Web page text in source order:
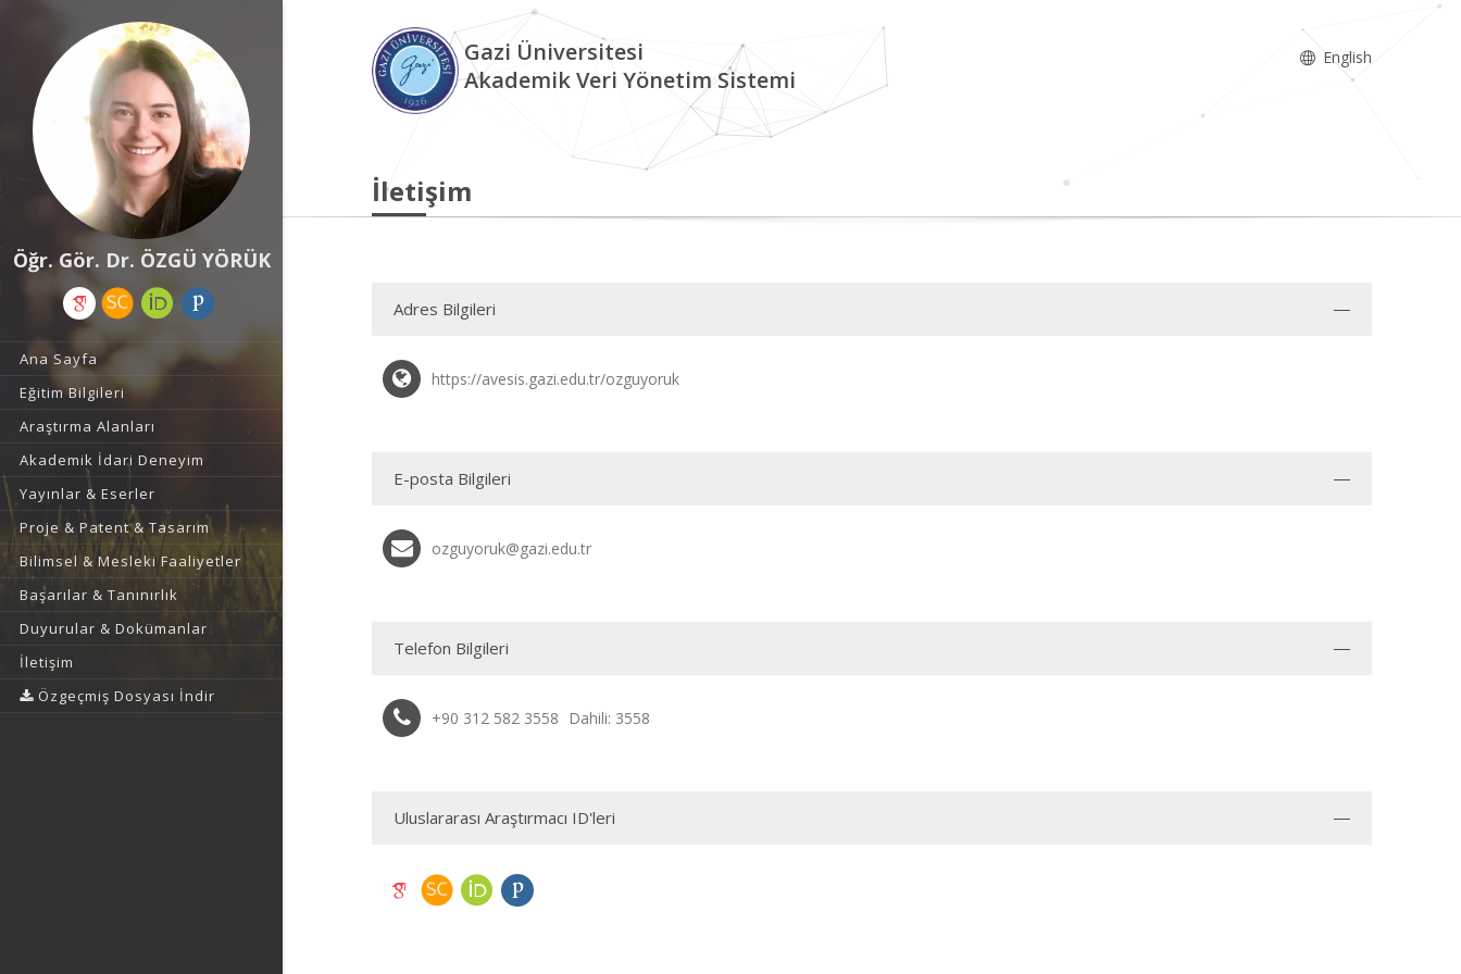
Öğr. Gör. Dr. ÖZGÜ YÖRÜK
Ana Sayfa
Eğitim Bilgileri
Araştırma Alanları
Akademik İdari Deneyim
Yayınlar & Eserler
Proje & Patent & Tasarım
Bilimsel & Mesleki Faaliyetler
Başarılar & Tanınırlık
Duyurular & Dokümanlar
İletişim
Özgeçmiş Dosyası İndir
Gazi Üniversitesi
Akademik Veri Yönetim Sistemi
English
İletişim
Adres Bilgileri
https://avesis.gazi.edu.tr/ozguyoruk
E-posta Bilgileri
ozguyoruk@gazi.edu.tr
Telefon Bilgileri
+90 312 582 3558 Dahili: 3558
Uluslararası Araştırmacı ID'leri